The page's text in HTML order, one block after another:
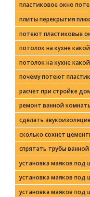
пластиковое окно
плиты перекрытия
потеют пластиковые
потолок на кухне какой
потолок на кухне
почему потеют
расчет при стройке
ремонт ванной
сделать
сколько сохнет
спрятать трубы
установка маяков под
установка маяков под
установка маяков под